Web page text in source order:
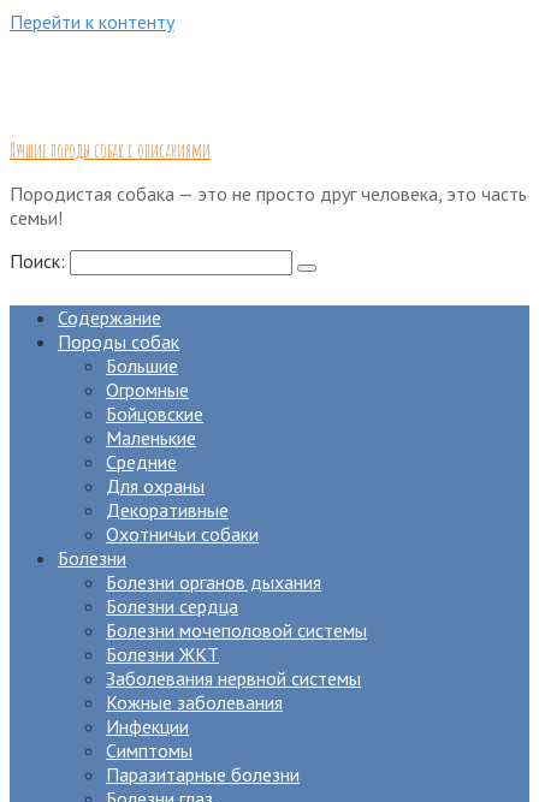
Перейти к контенту
Лучшие породы собак с описаниями
Породистая собака — это не просто друг человека, это часть
семьи!
Поиск:
Содержание
Породы собак
Большие
Огромные
Бойцовские
Маленькие
Средние
Для охраны
Декоративные
Охотничьи собаки
Болезни
Болезни органов дыхания
Болезни сердца
Болезни мочеполовой системы
Болезни ЖКТ
Заболевания нервной системы
Кожные заболевания
Инфекции
Симптомы
Паразитарные болезни